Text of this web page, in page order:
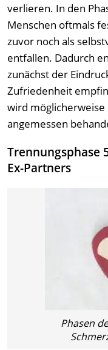
verlieren. In den
Menschen oftmals
zuvor noch als
entfallen. Dadurch
zunächst der
Zufriedenheit
wird
angemessen
Trennungsphase
Ex-Partners
Phasen